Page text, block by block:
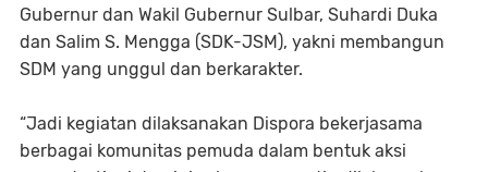
Gubernur dan Wakil Gubernur Sulbar, Suhardi Duka
dan Salim S. Mengga (SDK-JSM), yakni membangun
SDM yang unggul dan berkarakter.
“Jadi kegiatan dilaksanakan Dispora bekerjasama
berbagai komunitas pemuda dalam bentuk aksi